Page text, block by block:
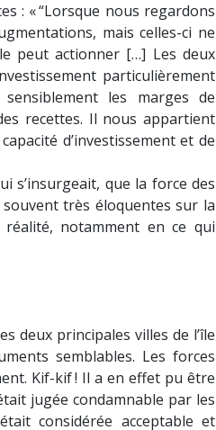
: « “Lorsque nous regardons
mais celles-ci ne
peut actionner […] Les deux
particulièrement
les marges de
recettes. Il nous appartient
d’investissement et de
s’insurgeait, que la force des
très éloquentes sur la
notamment en ce qui
deux principales villes de l’île
semblables. Les forces
Kif-kif ! Il a en effet pu être
jugée condamnable par les
considérée acceptable et